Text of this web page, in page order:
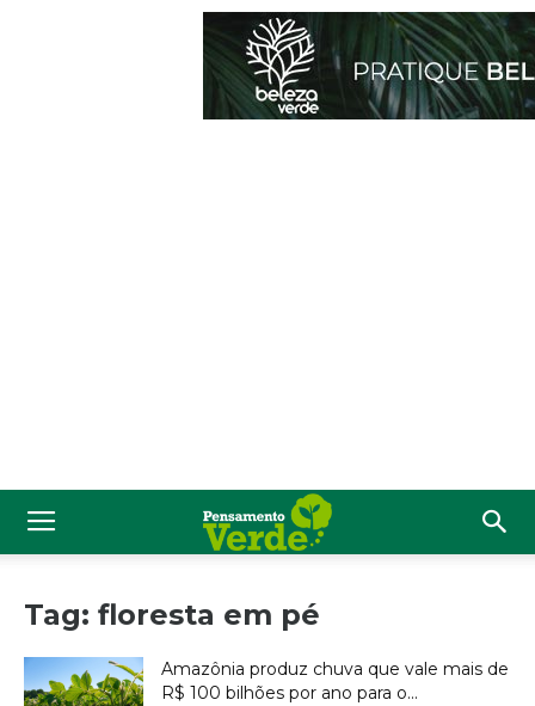
Tag: floresta em pé
Amazônia produz chuva que vale mais de
R$ 100 bilhões por ano para o...